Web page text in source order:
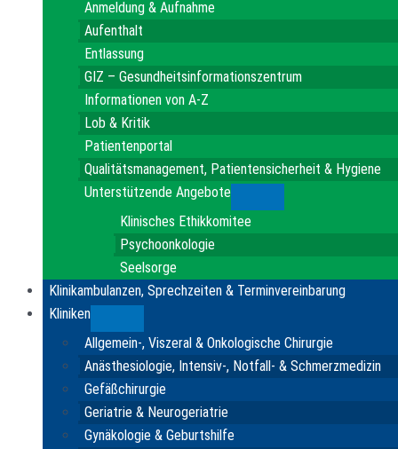
Anmeldung & Aufnahme
Aufenthalt
Entlassung
GIZ – Gesundheitsinformationszentrum
Informationen von A-Z
Lob & Kritik
Patientenportal
Qualitätsmanagement, Patientensicherheit & Hygiene
Unterstützende Angebote
Klinisches Ethikkomitee
Psychoonkologie
Seelsorge
Klinikambulanzen, Sprechzeiten & Terminvereinbarung
Kliniken
Allgemein-, Viszeral & Onkologische Chirurgie
Anästhesiologie, Intensiv-, Notfall- & Schmerzmedizin
Gefäßchirurgie
Geriatrie & Neurogeriatrie
Gynäkologie & Geburtshilfe